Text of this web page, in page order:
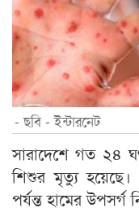
- ছবি - ইন্টারনেট
সারাদেশে গত ২৪
শিশুর মৃত্যু
পর্যন্ত হামের